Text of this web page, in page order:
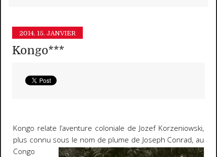
2014. 15. JANVIER
Kongo***
Kongo relate l’aventure coloniale de Jozef Korzeniowski,
plus connu sous le nom de plume de Joseph Conrad, au
Congo